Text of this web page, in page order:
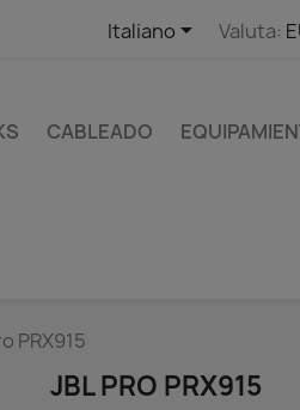
Italiano Valuta:
CABLEADO
PRX915
JBL PRO PRX915